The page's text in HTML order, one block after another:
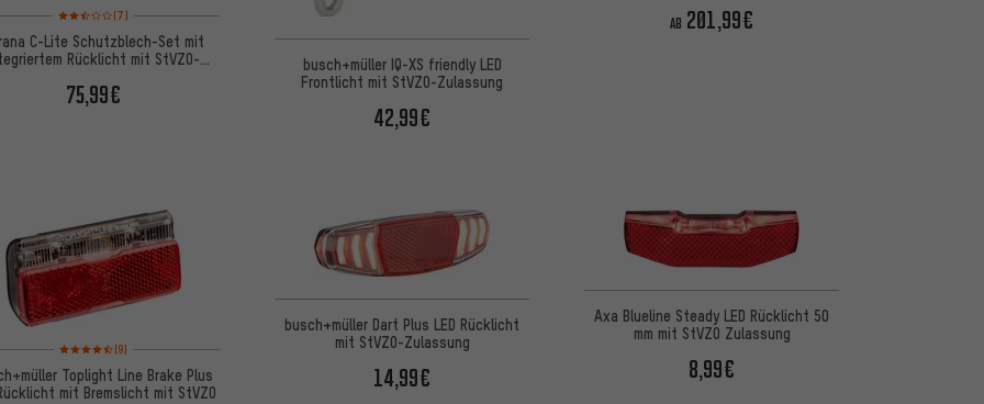
Bewertungen: 2,5 von 5 basierend auf 7 Bewertungen
(7)
C-Lite Schutzblech-Set mit
Rücklicht mit StVZO-
75,99€
busch+müller IQ-XS friendly LED
Frontlicht mit StVZO-Zulassung
42,99€
AB 201,99€
Bewertungen: 4,5 von 5 basierend auf 9 Bewertungen
(9)
Toplight Line Brake Plus
mit Bremslicht mit StVZO
busch+müller Dart Plus LED Rücklicht
mit StVZO-Zulassung
14,99€
Axa Blueline Steady LED Rücklicht 50
mm mit StVZO Zulassung
8,99€